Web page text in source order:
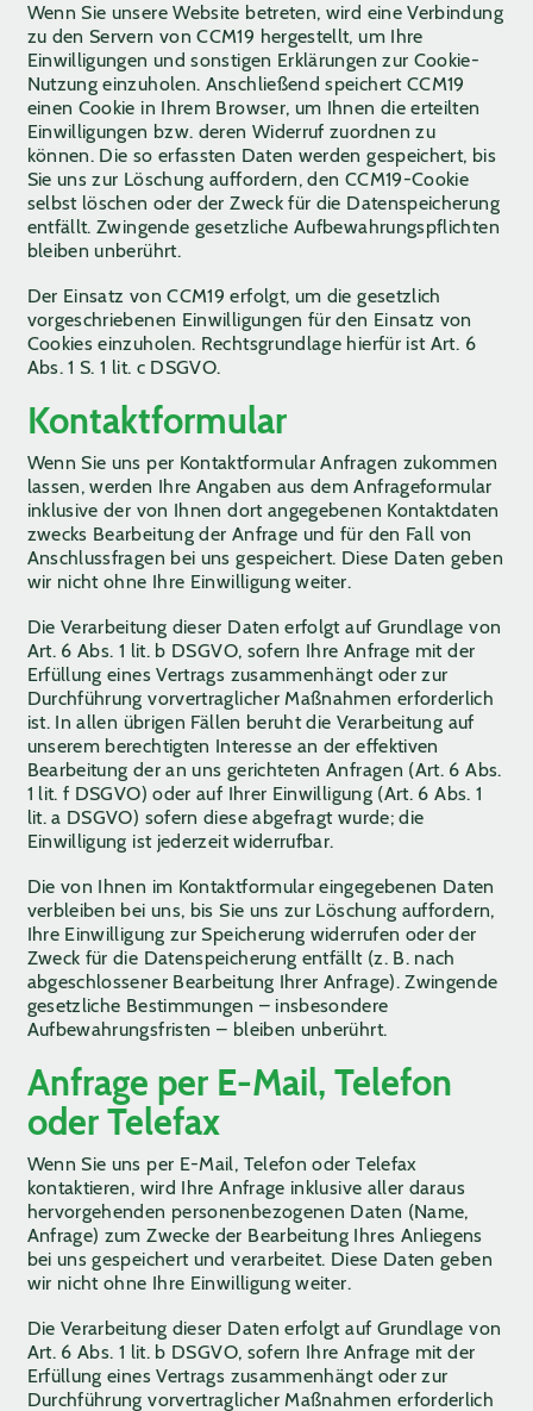
Wenn Sie unsere Website betreten, wird eine Verbindung
zu den Servern von CCM19 hergestellt, um Ihre
Einwilligungen und sonstigen Erklärungen zur Cookie-
Nutzung einzuholen. Anschließend speichert CCM19
einen Cookie in Ihrem Browser, um Ihnen die erteilten
Einwilligungen bzw. deren Widerruf zuordnen zu
können. Die so erfassten Daten werden gespeichert, bis
Sie uns zur Löschung auffordern, den CCM19-Cookie
selbst löschen oder der Zweck für die Datenspeicherung
entfällt. Zwingende gesetzliche Aufbewahrungspflichten
bleiben unberührt.
Der Einsatz von CCM19 erfolgt, um die gesetzlich
vorgeschriebenen Einwilligungen für den Einsatz von
Cookies einzuholen. Rechtsgrundlage hierfür ist Art. 6
Abs. 1 S. 1 lit. c DSGVO.
Kontaktformular
Wenn Sie uns per Kontaktformular Anfragen zukommen
lassen, werden Ihre Angaben aus dem Anfrageformular
inklusive der von Ihnen dort angegebenen Kontaktdaten
zwecks Bearbeitung der Anfrage und für den Fall von
Anschlussfragen bei uns gespeichert. Diese Daten geben
wir nicht ohne Ihre Einwilligung weiter.
Die Verarbeitung dieser Daten erfolgt auf Grundlage von
Art. 6 Abs. 1 lit. b DSGVO, sofern Ihre Anfrage mit der
Erfüllung eines Vertrags zusammenhängt oder zur
Durchführung vorvertraglicher Maßnahmen erforderlich
ist. In allen übrigen Fällen beruht die Verarbeitung auf
unserem berechtigten Interesse an der effektiven
Bearbeitung der an uns gerichteten Anfragen (Art. 6 Abs.
1 lit. f DSGVO) oder auf Ihrer Einwilligung (Art. 6 Abs. 1
lit. a DSGVO) sofern diese abgefragt wurde; die
Einwilligung ist jederzeit widerrufbar.
Die von Ihnen im Kontaktformular eingegebenen Daten
verbleiben bei uns, bis Sie uns zur Löschung auffordern,
Ihre Einwilligung zur Speicherung widerrufen oder der
Zweck für die Datenspeicherung entfällt (z. B. nach
abgeschlossener Bearbeitung Ihrer Anfrage). Zwingende
gesetzliche Bestimmungen – insbesondere
Aufbewahrungsfristen – bleiben unberührt.
Anfrage per E-Mail, Telefon
oder Telefax
Wenn Sie uns per E-Mail, Telefon oder Telefax
kontaktieren, wird Ihre Anfrage inklusive aller daraus
hervorgehenden personenbezogenen Daten (Name,
Anfrage) zum Zwecke der Bearbeitung Ihres Anliegens
bei uns gespeichert und verarbeitet. Diese Daten geben
wir nicht ohne Ihre Einwilligung weiter.
Die Verarbeitung dieser Daten erfolgt auf Grundlage von
Art. 6 Abs. 1 lit. b DSGVO, sofern Ihre Anfrage mit der
Erfüllung eines Vertrags zusammenhängt oder zur
Durchführung vorvertraglicher Maßnahmen erforderlich